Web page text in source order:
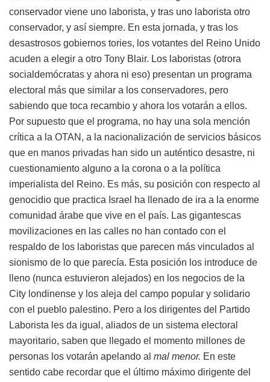
conservador viene uno laborista, y tras uno laborista otro
conservador, y así siempre. En esta jornada, y tras los
desastrosos gobiernos tories, los votantes del Reino Unido
acuden a elegir a otro Tony Blair. Los laboristas (otrora
socialdemócratas y ahora ni eso) presentan un programa
electoral más que similar a los conservadores, pero
sabiendo que toca recambio y ahora los votarán a ellos.
Por supuesto que el programa, no hay una sola mención
crítica a la OTAN, a la nacionalización de servicios básicos
que en manos privadas han sido un auténtico desastre, ni
cuestionamiento alguno a la corona o a la política
imperialista del Reino. Es más, su posición con respecto al
genocidio que practica Israel ha llenado de ira a la enorme
comunidad árabe que vive en el país. Las gigantescas
movilizaciones en las calles no han contado con el
respaldo de los laboristas que parecen más vinculados al
sionismo de lo que parecía. Esta posición los introduce de
lleno (nunca estuvieron alejados) en los negocios de la
City londinense y los aleja del campo popular y solidario
con el pueblo palestino. Pero a los dirigentes del Partido
Laborista les da igual, aliados de un sistema electoral
mayoritario, saben que llegado el momento millones de
personas los votarán apelando al mal menor. En este
sentido cabe recordar que el último máximo dirigente del